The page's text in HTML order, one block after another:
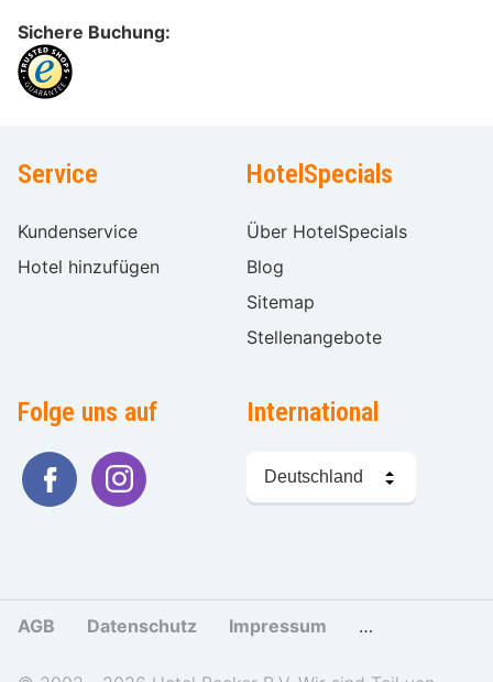
Sichere Buchung:
Service
Kundenservice
Hotel hinzufügen
HotelSpecials
Über HotelSpecials
Blog
Sitemap
Stellenangebote
Folge uns auf International
wählen
AGB Datenschutz Impressum Cookies und